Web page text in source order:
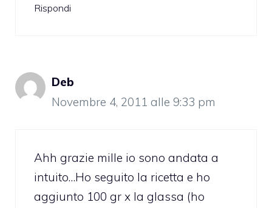
Rispondi
Deb
Novembre 4, 2011 alle 9:33 pm
Ahh grazie mille io sono andata a
intuito…Ho seguito la ricetta e ho
aggiunto 100 gr x la glassa (ho